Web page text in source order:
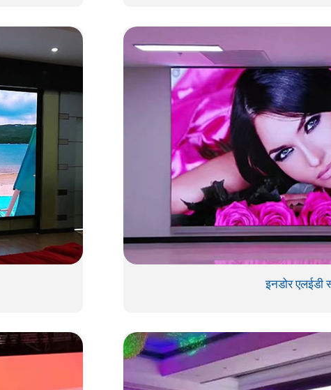
इनडोर एलईडी